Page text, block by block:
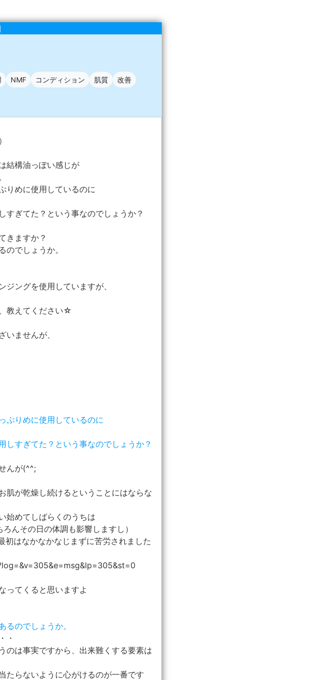
NMF コンディション 肌質 改善
結構油っぽい感じが
りめに使用しているのに
すぎてた？という事なのでしょうか？
きますか？
でしょうか。
ングを使用していますが、
教えてください☆
ませんが、
ぷりめに使用しているのに
しすぎてた？という事なのでしょうか？
んが(^^;
肌が乾燥し続けるということにはならな
始めてしばらくのうちは
んその日の体調も影響しますし）
初はなかなかなじまずに苦労されました
ってくると思いますよ
のでしょうか。
・
のは事実ですから、出来難くする要素は
たらないように心がけるのが一番です